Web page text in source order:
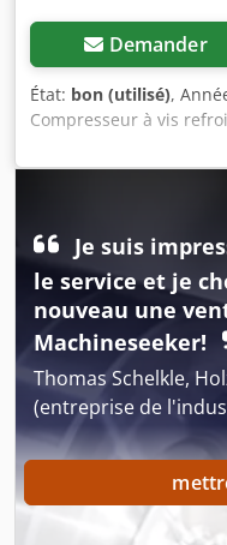
Demander
État: bon (utilisé),
Compresseur à vis
SO150. Année de
compression : 10 bars.
Csdpjh Hi Inefx Aqqsrf
Dimensions : longueur
Poids : environ 3 200
Je suis
le service et je
nouveau une
Machineseeker!
Thomas Schelkle,
(entreprise de